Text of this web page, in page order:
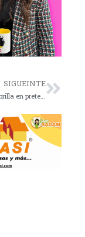
SIGUEINTE
“Checo” Pérez brilla en pretemporada de Fórmula Uno